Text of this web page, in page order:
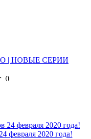
| НОВЫЕ СЕРИИ
0
февраля 2020 года!